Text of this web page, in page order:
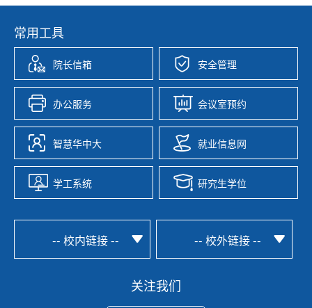
常用工具
院长信箱 安全管理
办公服务 会议室预约
智慧华中大 就业信息网
学工系统 研究生学位
-- 校内链接 -- -- 校外链接 --
关注我们